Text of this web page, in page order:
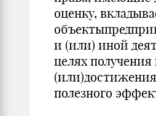
оценку,
и (или) иной
целях
полезного